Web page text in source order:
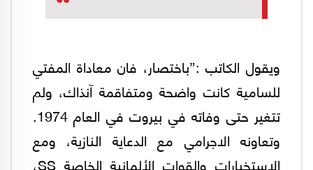
ويقول الكاتب :”باختصار، فان معاداة المفتي
للسامية كانت واضحة ومتفاقمة آنذاك، ولم
تتغير حتى وفاته في بيروت في العام 1974.
وتعاونه الاجرامي مع الدعاية النازية، ومع
الاستخبارات والقوات الألمانية الخاصة SS،